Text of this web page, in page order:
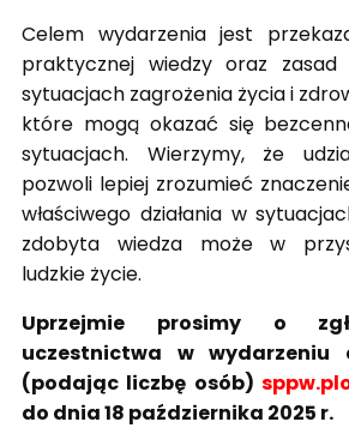
Celem wydarzenia jest
praktycznej wiedzy oraz
sytuacjach zagrożenia życia i
które mogą okazać się
sytuacjach. Wierzymy, że
pozwoli lepiej zrozumieć
właściwego działania w
zdobyta wiedza może w
ludzkie życie.
Uprzejmie prosimy o
uczestnictwa w wydarzeniu
(podając liczbę osób)
do dnia 18 października 2025 r.